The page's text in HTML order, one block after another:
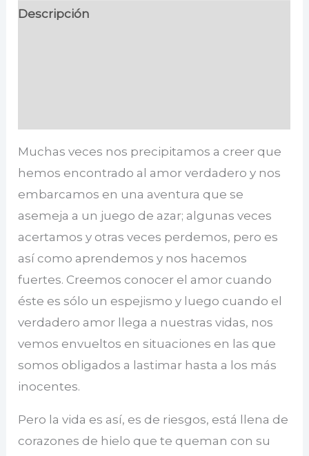
Descripción
Muchas veces nos precipitamos a creer que
hemos encontrado al amor verdadero y nos
embarcamos en una aventura que se
asemeja a un juego de azar; algunas veces
acertamos y otras veces perdemos, pero es
así como aprendemos y nos hacemos
fuertes. Creemos conocer el amor cuando
éste es sólo un espejismo y luego cuando el
verdadero amor llega a nuestras vidas, nos
vemos envueltos en situaciones en las que
somos obligados a lastimar hasta a los más
inocentes.
Pero la vida es así, es de riesgos, está llena de
corazones de hielo que te queman con su